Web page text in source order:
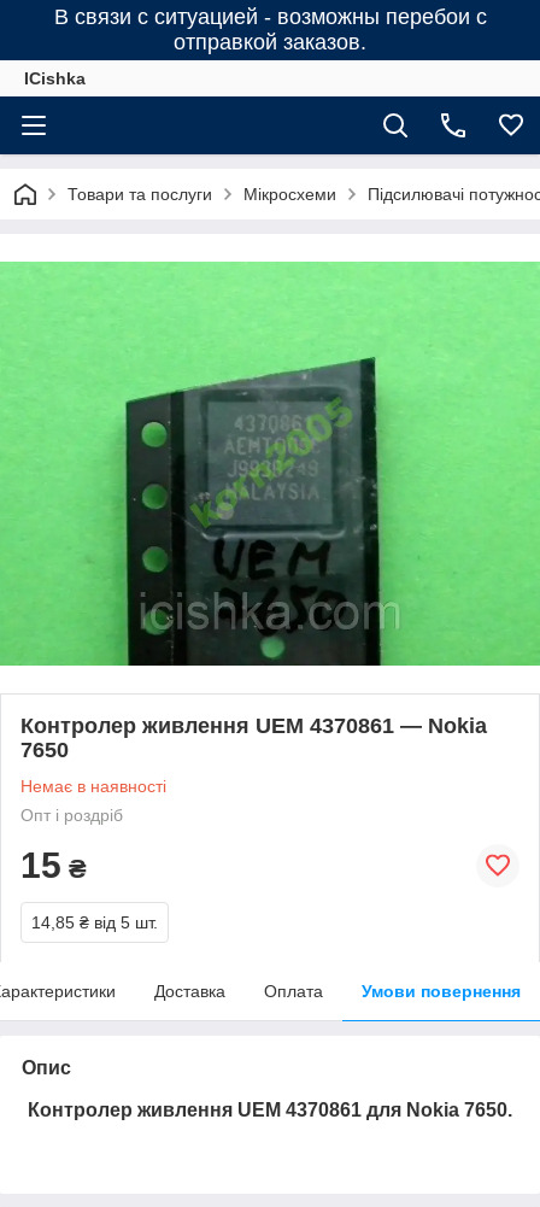
В связи с ситуацией - возможны перебои с
отправкой заказов.
ICishka
Товари та послуги Мікросхеми Підсилювачі
Контролер живлення UEM 4370861 — Nokia
7650
Немає в наявності
Опт і роздріб
15 ₴
14,85 ₴ від 5 шт.
Доставка Оплата Умови повернення
Опис
Контролер живлення UEM 4370861 для Nokia 7650.